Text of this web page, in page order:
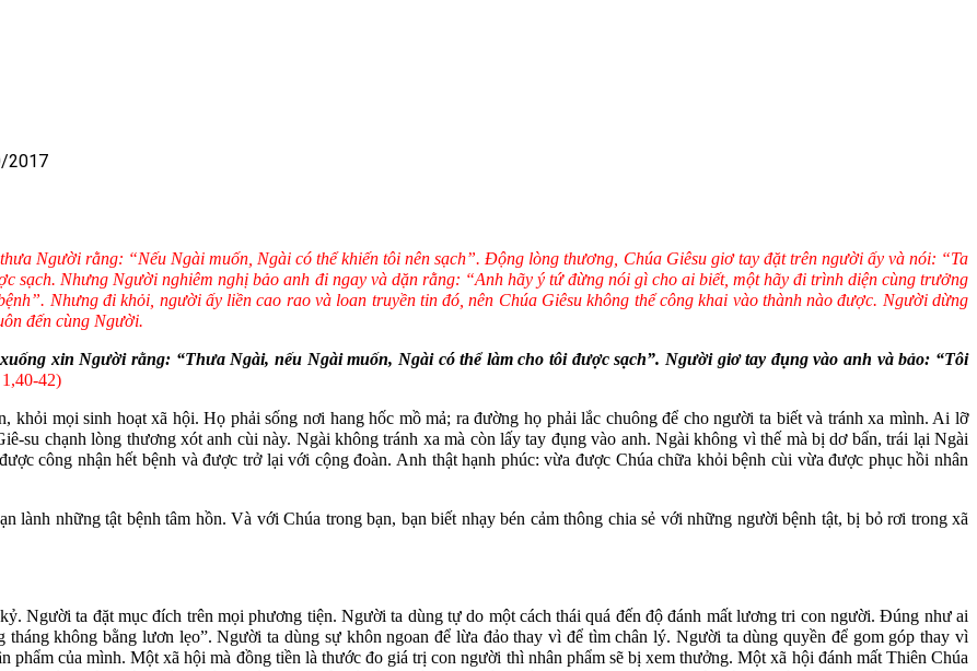
2017
Người rằng: “Nếu Ngài muốn, Ngài có thể khiến tôi nên sạch”. Động lòng thương, Chúa Giêsu giơ tay đặt trên người ấy và nói: “Ta
sạch. Nhưng Người nghiêm nghị bảo anh đi ngay và dặn rằng: “Anh hãy ý tứ đừng nói gì cho ai biết, một hãy đi trình diện cùng trưởng
Nhưng đi khỏi, người ấy liền cao rao và loan truyền tin đó, nên Chúa Giêsu không thể công khai vào thành nào được. Người dừng
đến cùng Người.
xin Người rằng: “Thưa Ngài, nếu Ngài muốn, Ngài có thể làm cho tôi được sạch”. Người giơ tay đụng vào anh và bảo: “Tôi
42)
khỏi mọi sinh hoạt xã hội. Họ phải sống nơi hang hốc mồ mả; ra đường họ phải lắc chuông để cho người ta biết và tránh xa mình. Ai lỡ
su chạnh lòng thương xót anh cùi này. Ngài không tránh xa mà còn lấy tay đụng vào anh. Ngài không vì thế mà bị dơ bẩn, trái lại Ngài
công nhận hết bệnh và được trở lại với cộng đoàn. Anh thật hạnh phúc: vừa được Chúa chữa khỏi bệnh cùi vừa được phục hồi nhân
lành những tật bệnh tâm hồn. Và với Chúa trong bạn, bạn biết nhạy bén cảm thông chia sẻ với những người bệnh tật, bị bỏ rơi trong xã
Người ta đặt mục đích trên mọi phương tiện. Người ta dùng tự do một cách thái quá đến độ đánh mất lương tri con người. Đúng như ai
không bằng lươn lẹo”. Người ta dùng sự khôn ngoan để lừa đảo thay vì để tìm chân lý. Người ta dùng quyền để gom góp thay vì
phẩm của mình. Một xã hội mà đồng tiền là thước đo giá trị con người thì nhân phẩm sẽ bị xem thưởng. Một xã hội đánh mất Thiên Chúa